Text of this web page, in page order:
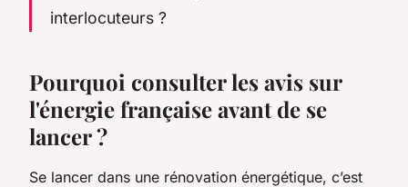
interlocuteurs ?
Pourquoi consulter les avis sur
l'énergie française avant de se
lancer ?
Se lancer dans une rénovation énergétique, c’est